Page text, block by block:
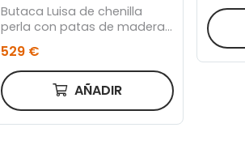
Butaca Luisa de chenilla
perla con patas de madera
529 €
AÑADIR